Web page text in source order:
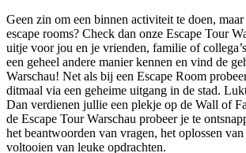
Geen zin om een binnen activiteit te doen,
escape rooms? Check dan onze Escape Tour
uitje voor jou en je vrienden, familie of
een geheel andere manier kennen en vind de
Warschau! Net als bij een Escape Room
ditmaal via een geheime uitgang in de stad.
Dan verdienen jullie een plekje op de Wall of
de Escape Tour Warschau probeer je te
het beantwoorden van vragen, het oplossen van
voltooien van leuke opdrachten.